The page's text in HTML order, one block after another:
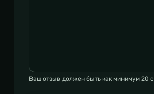
Ваш отзыв должен быть как минимум 20